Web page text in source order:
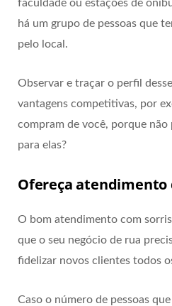
faculdade ou estações de
há um grupo de pessoas que
pelo local.
Observar e traçar o perfil
vantagens competitivas, por
compram de você, porque
para elas?
Ofereça atendimento
O bom atendimento com
que o seu negócio de rua
fidelizar novos clientes todos
Caso o número de pessoas